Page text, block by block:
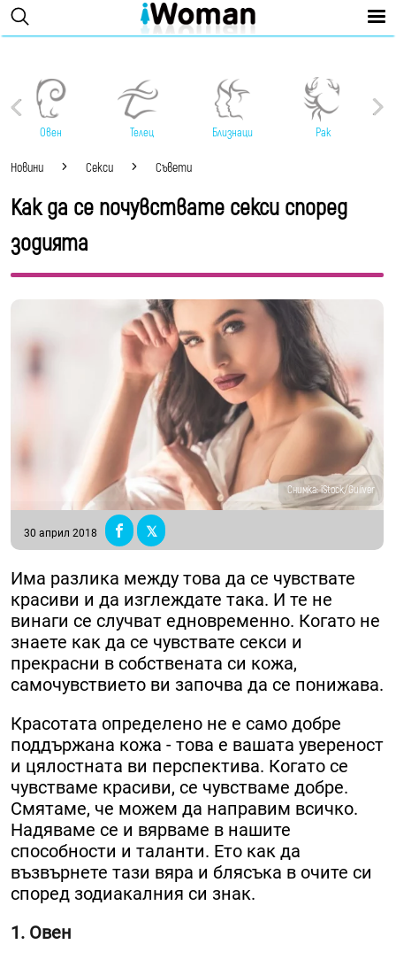
Овен Телец Близнаци Рак
Новини Секси Съвети
Как да се почувствате секси според
зодията
Снимка: iStock/Guliver
30 април 2018
Има разлика между това да се чувствате
красиви и да изглеждате така. И те не
винаги се случват едновременно. Когато не
знаете как да се чувствате секси и
прекрасни в собствената си кожа,
самочувствието ви започва да се понижава.
Красотата определено не е само добре
поддържана кожа - това е вашата увереност
и цялостната ви перспектива. Когато се
чувстваме красиви, се чувстваме добре.
Смятаме, че можем да направим всичко.
Надяваме се и вярваме в нашите
способности и таланти. Ето как да
възвърнете тази вяра и блясъка в очите си
според зодиакалния си знак.
1. Овен